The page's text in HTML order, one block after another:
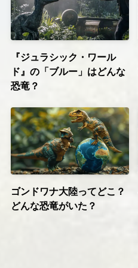
『ジュラシック・ワール
ド』の「ブルー」はどんな
恐竜？
ゴンドワナ大陸ってどこ？
どんな恐竜がいた？